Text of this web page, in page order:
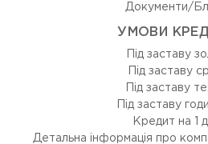
Документи/
УМОВИ
Під заставу
Під заставу
Під заставу
Під заставу
Кредит на 1
Детальна інформація про